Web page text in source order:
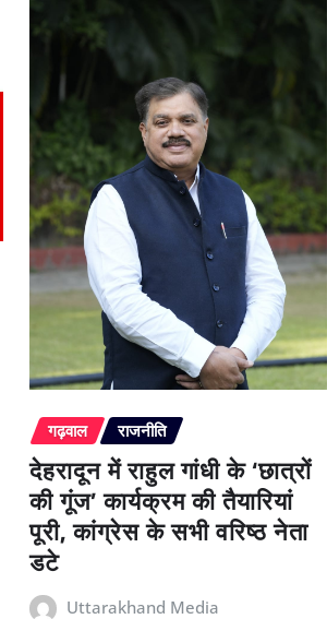
गढ़वाल राजनीति
देहरादून में राहुल गांधी के ‘छात्रों
की गूंज’ कार्यक्रम की तैयारियां
पूरी, कांग्रेस के सभी वरिष्ठ नेता
डटे
Uttarakhand Media